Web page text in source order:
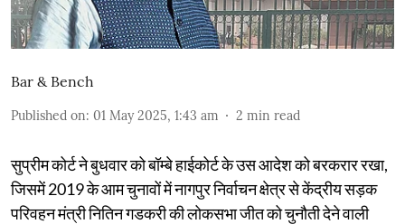
Bar & Bench
Published on: 01 May 2025, 1:43 am 2 min read
सुप्रीम कोर्ट ने बुधवार को बॉम्बे हाईकोर्ट के उस आदेश को बरकरार रखा,
जिसमें 2019 के आम चुनावों में नागपुर निर्वाचन क्षेत्र से केंद्रीय सड़क
परिवहन मंत्री नितिन गडकरी की लोकसभा जीत को चुनौती देने वाली